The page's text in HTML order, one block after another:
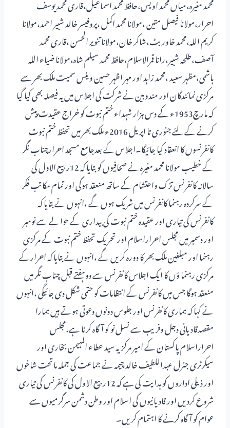
احرار،مولانا فیصل متین ،مولانا محمد اکمل ،پروفیسر خالد شبیر احمد،مولانا
کریم اللہ،محمد خاور بٹ،شاکر خان،مولانا تنویر الحسن ،قاری محمد
آصف،طلحہ شبیر،رانا قمرالاسلام،حافظ محمد سیلم شاہ،مولانا ضیاء اللہ
ہاشمی،مظہر سعید ،محمد زاہد اور مہر اظہر حسین وینس سمیت ملک بھر سے
مرکزی نمائندگان اور مندوبین نے شرکت کی اجلاس میں یہ فیصلہ بھی کیا گیا
کہ مارچ1953ء کے دس ہزار شہداء ختم نبوت کو خراج عقیدت پیش
کرنے کے لئے جنوری تا اپریل 2016ء ملک بھر میں تحفظ ختم نبوت
کانفرنسوں کا انعقاد کیا جائیگا۔اجلاس کے بعدجامع مسجد احرارچناب نگر
کے خطیب مولانا محمد مغیرہ نے صحافیوں کو بتایا کہ 12ربیع الاول کی
سالانہ کانفرنس تزک واحتشام کے ساتھ منعقد ہوگی اور تمام مکاتب فکر
کے سرکردہ رہنما کانفرنس میں شریک ہوں گے ،انہوں نے بتایا کہ
کانفرنس کی تیاری اور عقیدہ ختم نبوت کی بیداری کے حوالے سے نومبر
اور دسمبر میں مجلس احراراسلام اور تحریک تحفظ ختم نبوت کے مرکزی
رہنما اور مبلغین ملک بھر کا دورہ کریں گے ،انہوں نے بتایا کہ احرارکے
مرکزی رہنما ؤں کا ایک اجلاس کانفرنس سے دوہفتے قبل چناب نگر میں
منعقد ہوگا جس میں کانفرنس کے انتظامات کو حتمی شکل دی جائیگی ،انہوں
نے کہا کہ ہماری کانفرنس اور جلوس دونوں دعوتی ہوتے ہیں ہمارا
مقصدقادیانی دجل وفریب سے نسل نو کو آگاہ کرنا ہے،مجلس
احراراسلام پاکستان کے امیر مرکزیہ سید عطاء المہیمن بخاری اور
سیکرٹری جنرل عبداللطیف خالد چیمہ نے جماعت کی جملہ ماتحت شاخوں
اور ذیلی اداروں کو ہدایت کی ہے کہ 12ربیع الاول کی کانفرنس کی تیاری
شروع کردیں اور قادیانیوں کی اسلام اور وطن دشمن سرگرمیوں سے
عوام کو آگاہ کرنے کا اہتمام کریں۔